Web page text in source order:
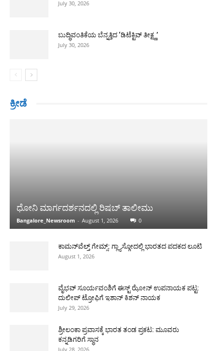
July 30, 2026
ಬುದ್ಧಿವಂತಿಕೆಯ ಬೆನ್ನತ್ತಿದ ‘ಡಿಟೆಕ್ಟಿವ್ ತೀಕ್ಷ್ಣ’
July 30, 2026
ಕ್ರೀಡೆ
ಧೋನಿ ಮಾರ್ಗದರ್ಶನದಲ್ಲಿ ರಿಷಬ್ ತಾಲೀಮು
Bangalore_Newsroom - August 1, 2026 0
ಕಾಮನ್‌ವೆಲ್ತ್ ಗೇಮ್ಸ್: ಗ್ಲ್ಯಾಸ್ಗೋದಲ್ಲಿ ಭಾರತದ ಪದಕದ ಲೂಟಿ
August 1, 2026
ವೈಭವ್ ಸೂರ್ಯವಂಶಿಗೆ ಈಸ್ಟ್ ಝೋನ್ ಉಪನಾಯಕ ಪಟ್ಟ:
ದುಲೀಪ್ ಟ್ರೋಫಿಗೆ ಇಶಾನ್ ಕಿಶನ್ ನಾಯಕ
July 29, 2026
ಶ್ರೀಲಂಕಾ ಪ್ರವಾಸಕ್ಕೆ ಭಾರತ ತಂಡ ಪ್ರಕಟ: ಮೂವರು
ಕನ್ನಡಿಗರಿಗೆ ಸ್ಥಾನ
July 28, 2026